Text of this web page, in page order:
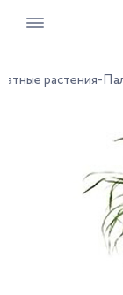
растения-